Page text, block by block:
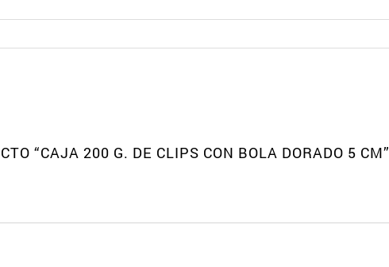
“CAJA 200 G. DE CLIPS CON BOLA DORADO 5 CM”